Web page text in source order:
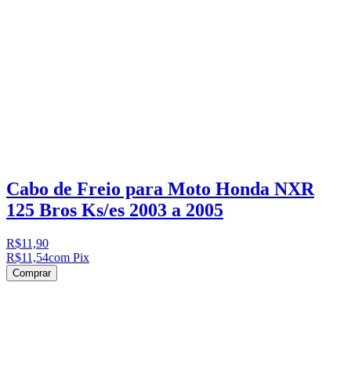
Cabo de Freio para Moto Honda NXR
125 Bros Ks/es 2003 a 2005
R$11,90
R$11,54com Pix
Comprar